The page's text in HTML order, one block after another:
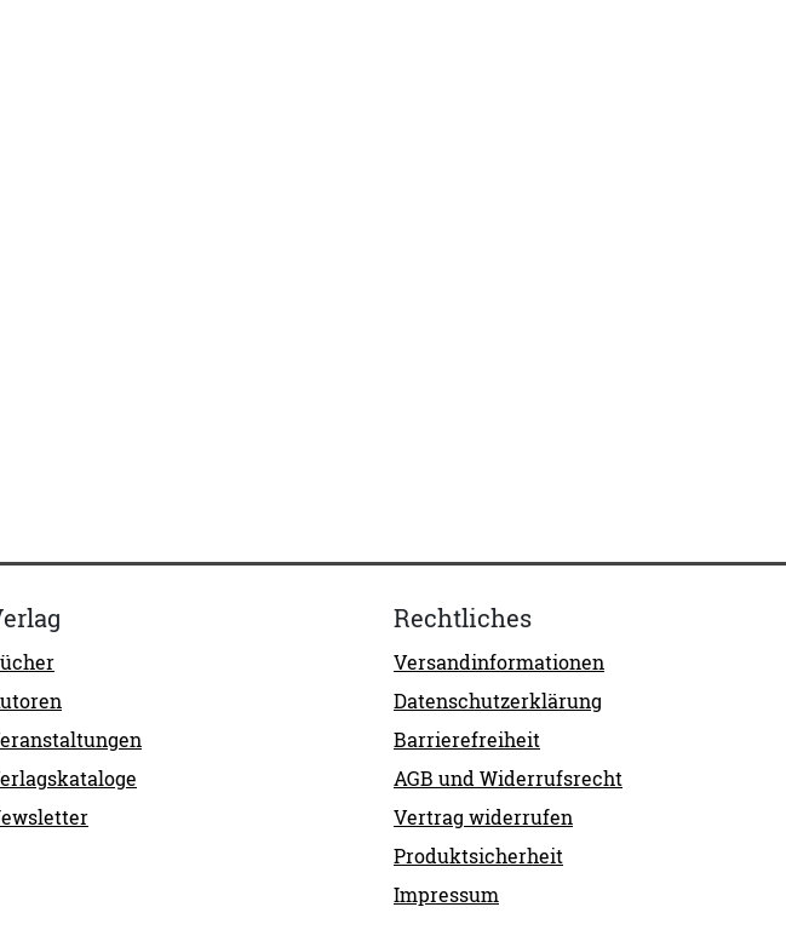
Rechtliches
Versandinformationen
Datenschutzerklärung
Barrierefreiheit
AGB und Widerrufsrecht
Vertrag widerrufen
Produktsicherheit
Impressum